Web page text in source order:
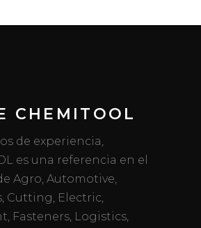
CHEMITOOL
de experiencia,
es una referencia en el
Agro, Automotive,
Cutting, Electric,
Fasteners, Logistics,